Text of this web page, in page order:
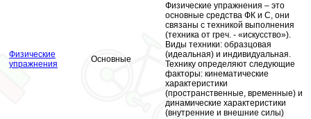
Физические
упражнения
Основные
Физические упражнения – это
основные средства ФК и С, они
связаны с техникой выполнения
(техника от греч. - «искусство»).
Виды техники: образцовая
(идеальная) и индивидуальная.
Технику определяют следующие
факторы: кинематические
хаpaктеристики
(прострaнcтвенные, временные) и
динамические хаpaктеристики
(внутренние и внешние силы)